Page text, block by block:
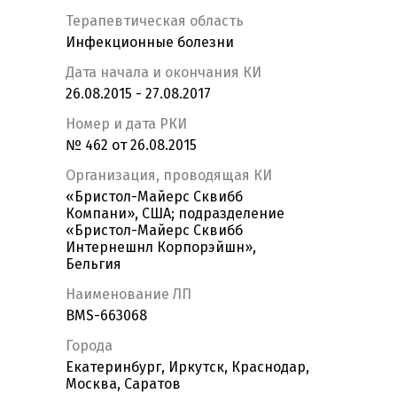
Терапевтическая область
Инфекционные болезни
Дата начала и окончания КИ
26.08.2015 - 27.08.2017
Номер и дата РКИ
№ 462 от 26.08.2015
Организация, проводящая КИ
«Бристол-Майерс Сквибб
Компани», США; подразделение
«Бристол-Майерс Сквибб
Интернешнл Корпорэйшн»,
Бельгия
Наименование ЛП
BMS-663068
Города
Екатеринбург, Иркутск, Краснодар,
Москва, Саратов